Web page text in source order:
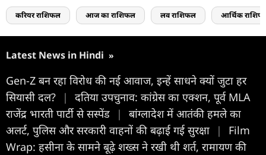
करियर राशिफल आज का राशिफल लव राशिफल आर्थिक
Latest News in Hindi »
Gen-Z बन रहा विरोध की नई आवाज, इन्हें साधने क्यों जुटा हर
सियासी दल?
|
दतिया उपचुनाव: कांग्रेस का एक्शन, पूर्व MLA
राजेंद्र भारती पार्टी से सस्पेंड
|
बांग्लादेश में आतंकी हमले का
अलर्ट, पुलिस और सरकारी वाहनों की बढ़ाई गई सुरक्षा
|
Film
Wrap: हसीना के सामने बूढ़े शख्स ने रखी थी शर्त, रामायण की